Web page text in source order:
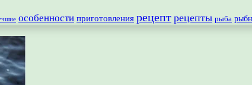
особенности приготовления рецепт рецепты рыба